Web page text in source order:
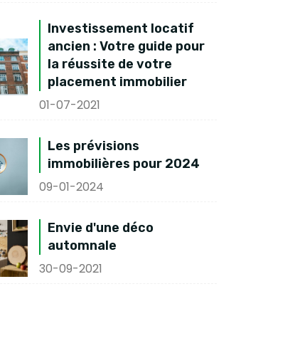
Investissement locatif
ancien : Votre guide pour
la réussite de votre
placement immobilier
01-07-2021
Les prévisions
immobilières pour 2024
09-01-2024
Envie d'une déco
automnale
30-09-2021